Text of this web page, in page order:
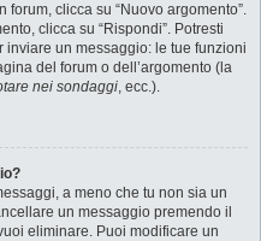
clicca su “Nuovo argomento”.
clicca su “Rispondi”. Potresti
un messaggio: le tue funzioni
del forum o dell’argomento (la
nei sondaggi, ecc.).
a meno che tu non sia un
un messaggio premendo il
eliminare. Puoi modificare un